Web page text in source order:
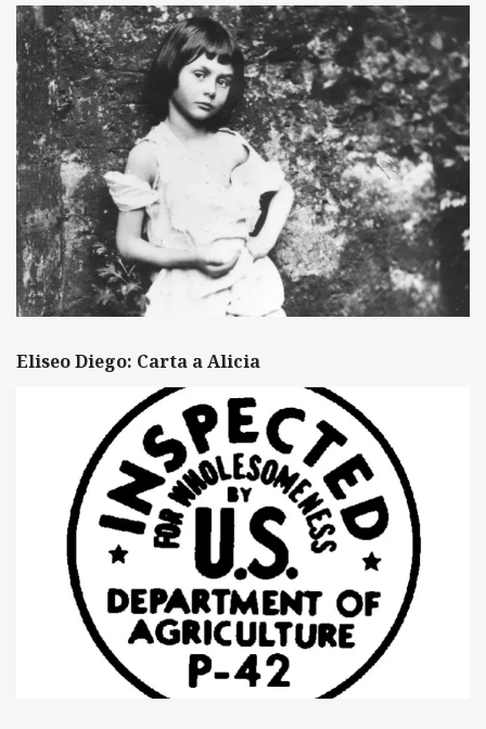
Eliseo Diego: Carta a Alicia